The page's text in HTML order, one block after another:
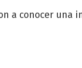
a conocer una